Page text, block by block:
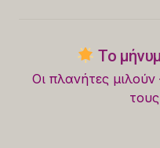
Το
Οι πλανήτες